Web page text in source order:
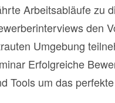
Arbeitsabläufe zu
den
Umgebung
Erfolgreiche
Tools um das